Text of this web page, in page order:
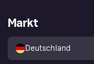
Klarna App
Shops entdecken
Käuferschutzrichtlinie
Händlerportal
Markt
Deutschland